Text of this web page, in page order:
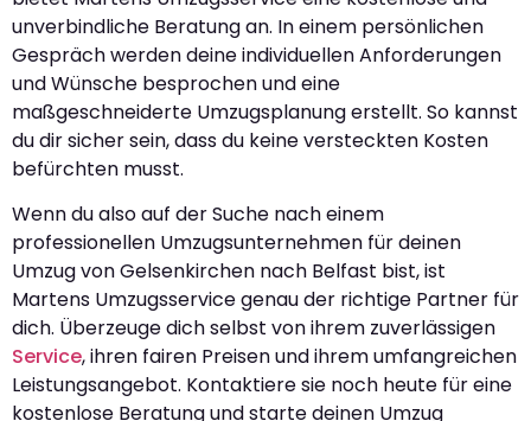
unverbindliche Beratung an. In einem persönlichen
Gespräch werden deine individuellen Anforderungen
und Wünsche besprochen und eine
maßgeschneiderte Umzugsplanung erstellt. So kannst
du dir sicher sein, dass du keine versteckten Kosten
befürchten musst.
Wenn du also auf der Suche nach einem
professionellen Umzugsunternehmen für deinen
Umzug von Gelsenkirchen nach Belfast bist, ist
Martens Umzugsservice genau der richtige Partner für
dich. Überzeuge dich selbst von ihrem zuverlässigen
Service, ihren fairen Preisen und ihrem umfangreichen
Leistungsangebot. Kontaktiere sie noch heute für eine
kostenlose Beratung und starte deinen Umzug